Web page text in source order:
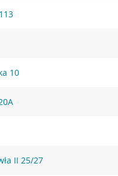
10
II 25/27